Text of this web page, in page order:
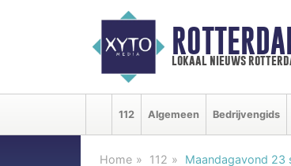
lokaal nieuws
112 Algemeen Bedrijvengids
Home 112 Maandagavond 23